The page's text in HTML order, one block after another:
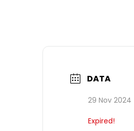
DATA
29 Nov 2024
Expired!